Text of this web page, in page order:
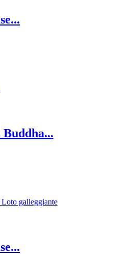
Buddha...